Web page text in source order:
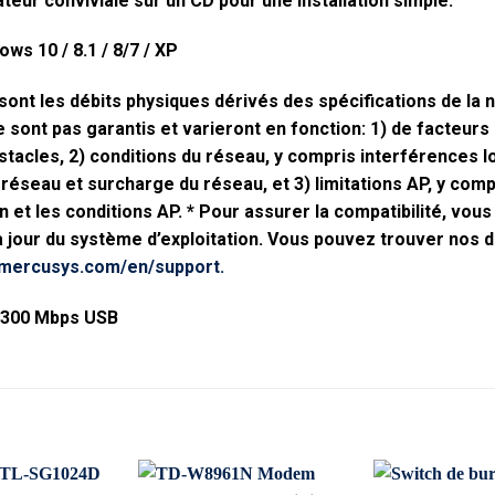
10 / 8.1 / 8/7 / XP
les débits physiques dérivés des spécifications de la
pas garantis et varieront en fonction: 1) de facteurs
2) conditions du réseau, y compris interférences
et surcharge du réseau, et 3) limitations AP, y
et les conditions AP. * Pour assurer la compatibilité,
jour du système d’exploitation. Vous pouvez trouver
en/support.
Mbps USB